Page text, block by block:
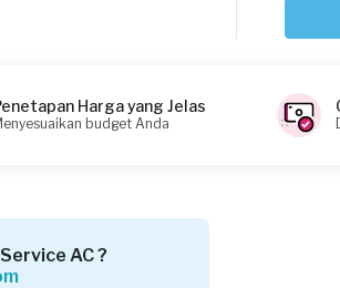
Jakarta Selatan,
Request Fulfilled
Harga yang Jelas
budget Anda
AC ?